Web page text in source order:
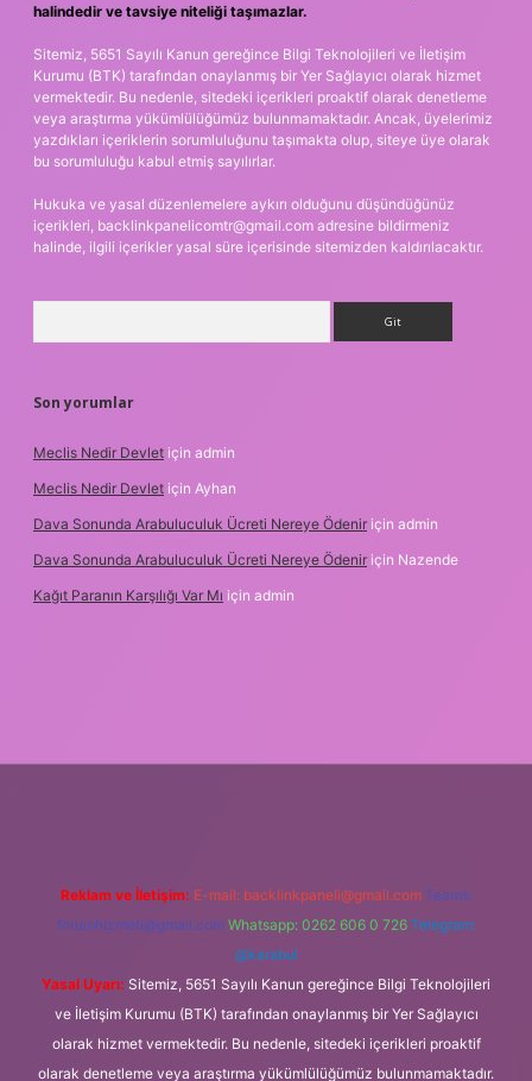
halindedir ve tavsiye niteliği taşımazlar.
Sitemiz, 5651 Sayılı Kanun gereğince Bilgi Teknolojileri ve İletişim
Kurumu (BTK) tarafından onaylanmış bir Yer Sağlayıcı olarak hizmet
vermektedir. Bu nedenle, sitedeki içerikleri proaktif olarak denetleme
veya araştırma yükümlülüğümüz bulunmamaktadır. Ancak, üyelerimiz
yazdıkları içeriklerin sorumluluğunu taşımakta olup, siteye üye olarak
bu sorumluluğu kabul etmiş sayılırlar.
Hukuka ve yasal düzenlemelere aykırı olduğunu düşündüğünüz
içerikleri, backlinkpanelicomtr@gmail.com adresine bildirmeniz
halinde, ilgili içerikler yasal süre içerisinde sitemizden kaldırılacaktır.
Son yorumlar
Meclis Nedir Devlet için admin
Meclis Nedir Devlet için Ayhan
Dava Sonunda Arabuluculuk Ücreti Nereye Ödenir için admin
Dava Sonunda Arabuluculuk Ücreti Nereye Ödenir için Nazende
Kağıt Paranın Karşılığı Var Mı için admin
Reklam ve İletişim: E-mail: backlinkpaneli@gmail.com Teams:
forumhizmeti@gmail.com Whatsapp: 0262 606 0 726 Telegram:
@karabul
Yasal Uyarı: Sitemiz, 5651 Sayılı Kanun gereğince Bilgi Teknolojileri
ve İletişim Kurumu (BTK) tarafından onaylanmış bir Yer Sağlayıcı
olarak hizmet vermektedir. Bu nedenle, sitedeki içerikleri proaktif
olarak denetleme veya araştırma yükümlülüğümüz bulunmamaktadır.